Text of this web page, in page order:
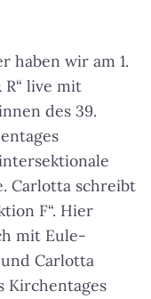
haben wir am 1.
R“ live mit
des 39.
Carlotta schreibt
F“. Hier
mit Eule-
Carlotta
Kirchentages